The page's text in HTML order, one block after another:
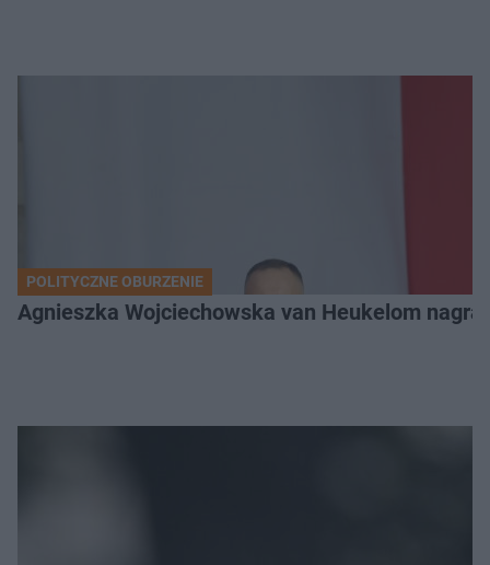
POLITYCZNE OBURZENIE
Agnieszka Wojciechowska van Heukelom